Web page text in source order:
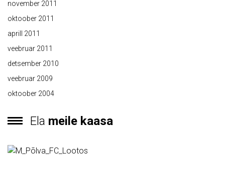
november 2011
oktoober 2011
aprill 2011
veebruar 2011
detsember 2010
veebruar 2009
oktoober 2004
Ela meile kaasa